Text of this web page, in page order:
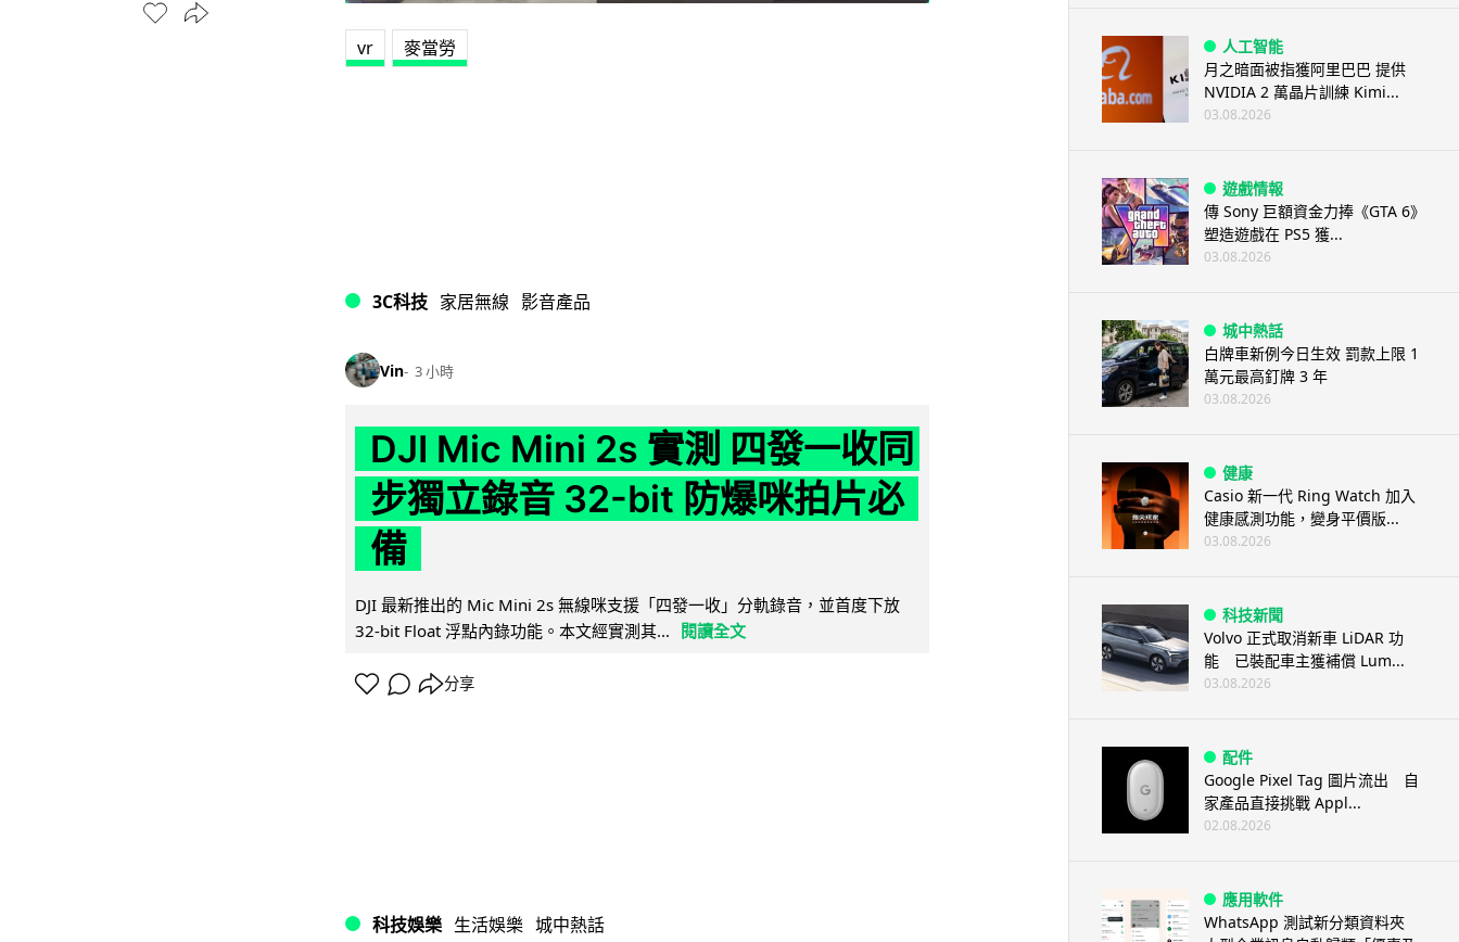
vr 麥當勞
3C科技 家居無線 影音產品
Vin 3 小時
DJI Mic Mini 2s 實測 四發一收同
步獨立錄音 32-bit 防爆咪拍片必
備
DJI 最新推出的 Mic Mini 2s 無線咪支援「四發一收」分軌錄音，並首度下放
32-bit Float 浮點內錄功能。本文經實測其...
閱讀全文
分享
科技娛樂 生活娛樂 城中熱話
人工智能
月之暗面被指獲阿里巴巴 提供
NVIDIA 2 萬晶片訓練 Kimi...
03.08.2026
遊戲情報
傳 Sony 巨額資金力捧《GTA 6》
塑造遊戲在 PS5 獲...
03.08.2026
城中熱話
白牌車新例今日生效 罰款上限 1
萬元最高釘牌 3 年
03.08.2026
健康
Casio 新一代 Ring Watch 加入
健康感測功能，變身平價版...
03.08.2026
科技新聞
Volvo 正式取消新車 LiDAR 功
能 已裝配車主獲補償 Lum...
03.08.2026
配件
Google Pixel Tag 圖片流出 自
家產品直接挑戰 Appl...
02.08.2026
應用軟件
WhatsApp 測試新分類資料夾